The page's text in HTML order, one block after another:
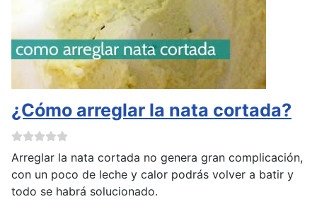
¿Cómo arreglar la nata cortada?
Arreglar la nata cortada no genera gran complicación,
con un poco de leche y calor podrás volver a batir y
todo se habrá solucionado.